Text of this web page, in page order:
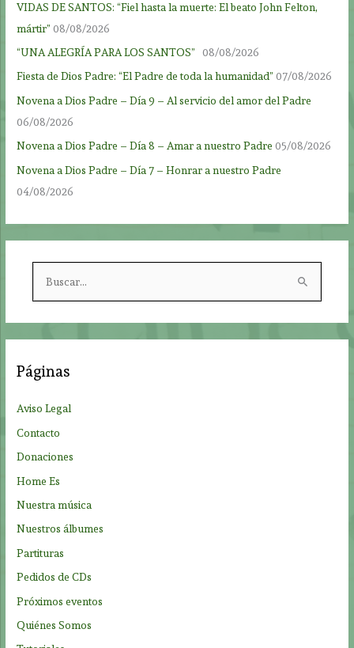
VIDAS DE SANTOS: “Fiel hasta la muerte: El beato John Felton,
mártir” 08/08/2026
“UNA ALEGRÍA PARA LOS SANTOS”
08/08/2026
Fiesta de Dios Padre: “El Padre de toda la humanidad” 07/08/2026
Novena a Dios Padre – Día 9 – Al servicio del amor del Padre
06/08/2026
Novena a Dios Padre – Día 8 – Amar a nuestro Padre 05/08/2026
Novena a Dios Padre – Día 7 – Honrar a nuestro Padre
04/08/2026
r
:
Páginas
Aviso Legal
Contacto
Donaciones
Home Es
Nuestra música
Nuestros álbumes
Partituras
Pedidos de CDs
Próximos eventos
Quiénes Somos